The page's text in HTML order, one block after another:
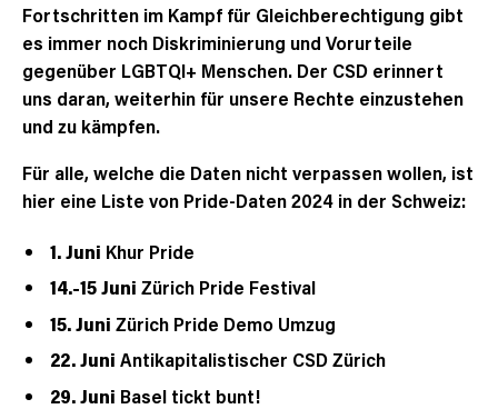
Fortschritten im Kampf für Gleichberechtigung gibt
es immer noch Diskriminierung und Vorurteile
gegenüber LGBTQI+ Menschen. Der CSD erinnert
uns daran, weiterhin für unsere Rechte einzustehen
und zu kämpfen.
Für alle, welche die Daten nicht verpassen wollen, ist
hier eine Liste von Pride-Daten 2024 in der Schweiz:
1. Juni Khur Pride
14.-15 Juni Zürich Pride Festival
15. Juni Zürich Pride Demo Umzug
22. Juni Antikapitalistischer CSD Zürich
29. Juni Basel tickt bunt!